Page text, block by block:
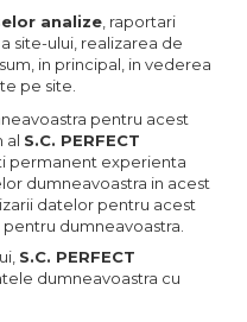
analize, raportari
site-ului, realizarea de
in principal, in vederea
pe site.
pentru acest
al S.C. PERFECT
permanent experienta
dumneavoastra in acest
datelor pentru acest
dumneavoastra.
S.C. PERFECT
dumneavoastra cu